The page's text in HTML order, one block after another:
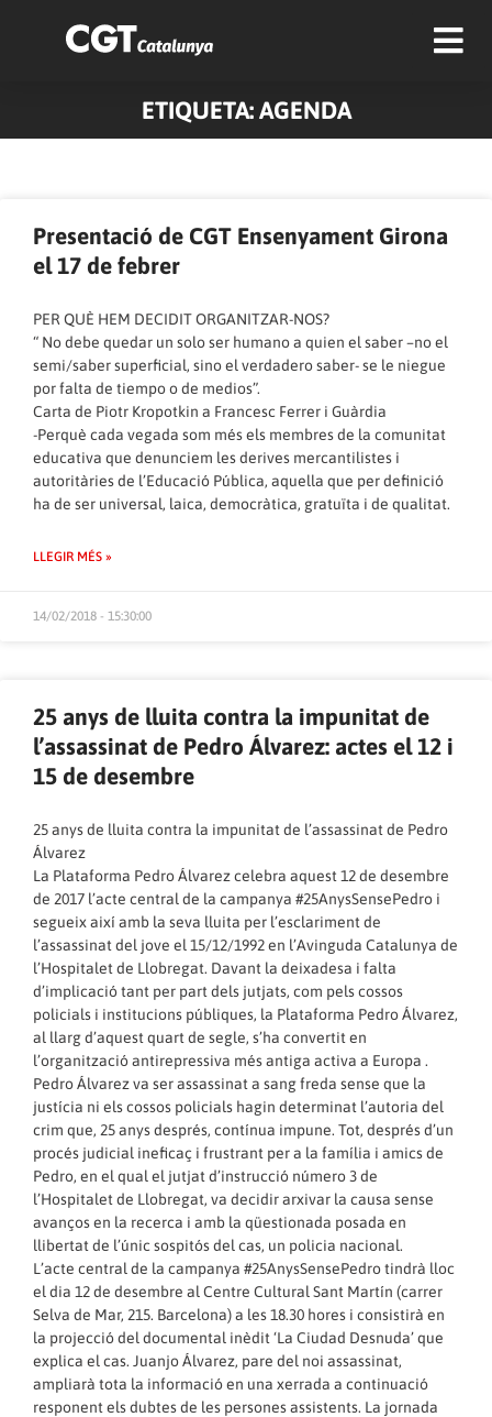
ETIQUETA: AGENDA
Presentació de CGT Ensenyament Girona
el 17 de febrer
PER QUÈ HEM DECIDIT ORGANITZAR-NOS?
“ No debe quedar un solo ser humano a quien el saber –no el
semi/saber superficial, sino el verdadero saber- se le niegue
por falta de tiempo o de medios”.
Carta de Piotr Kropotkin a Francesc Ferrer i Guàrdia
-Perquè cada vegada som més els membres de la comunitat
educativa que denunciem les derives mercantilistes i
autoritàries de l’Educació Pública, aquella que per definició
ha de ser universal, laica, democràtica, gratuïta i de qualitat.
LLEGIR MÉS »
14/02/2018 - 15:30:00
25 anys de lluita contra la impunitat de
l’assassinat de Pedro Álvarez: actes el 12 i
15 de desembre
25 anys de lluita contra la impunitat de l’assassinat de Pedro
Álvarez
La Plataforma Pedro Álvarez celebra aquest 12 de desembre
de 2017 l’acte central de la campanya #25AnysSensePedro i
segueix així amb la seva lluita per l’esclariment de
l’assassinat del jove el 15/12/1992 en l’Avinguda Catalunya de
l’Hospitalet de Llobregat. Davant la deixadesa i falta
d’implicació tant per part dels jutjats, com pels cossos
policials i institucions públiques, la Plataforma Pedro Álvarez,
al llarg d’aquest quart de segle, s’ha convertit en
l’organització antirepressiva més antiga activa a Europa .
Pedro Álvarez va ser assassinat a sang freda sense que la
justícia ni els cossos policials hagin determinat l’autoria del
crim que, 25 anys després, contínua impune. Tot, després d’un
procés judicial ineficaç i frustrant per a la família i amics de
Pedro, en el qual el jutjat d’instrucció número 3 de
l’Hospitalet de Llobregat, va decidir arxivar la causa sense
avanços en la recerca i amb la qüestionada posada en
llibertat de l’únic sospitós del cas, un policia nacional.
L’acte central de la campanya #25AnysSensePedro tindrà lloc
el dia 12 de desembre al Centre Cultural Sant Martín (carrer
Selva de Mar, 215. Barcelona) a les 18.30 hores i consistirà en
la projecció del documental inèdit ‘La Ciudad Desnuda’ que
explica el cas. Juanjo Álvarez, pare del noi assassinat,
ampliarà tota la informació en una xerrada a continuació
responent els dubtes de les persones assistents. La jornada